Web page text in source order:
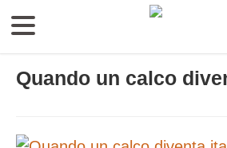
Quando un calco